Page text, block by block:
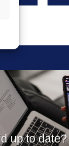
up to date?